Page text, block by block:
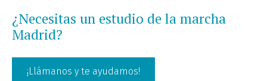
¿Necesitas un estudio de la marcha
Madrid?
¡Llámanos y te ayudamos!